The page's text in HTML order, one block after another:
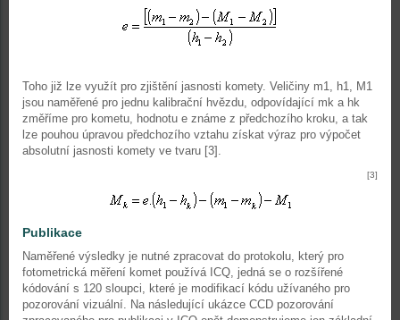
Toho již lze využít pro zjištění jasnosti komety. Veličiny m1, h1, M1
jsou naměřené pro jednu kalibrační hvězdu, odpovídající mk a hk
změříme pro kometu, hodnotu e známe z předchozího kroku, a tak
lze pouhou úpravou předchozího vztahu získat výraz pro výpočet
absolutní jasnosti komety ve tvaru [3].
[3]
Publikace
Naměřené výsledky je nutné zpracovat do protokolu, který pro
fotometrická měření komet používá ICQ, jedná se o rozšířené
kódování s 120 sloupci, které je modifikací kódu užívaného pro
pozorování vizuální. Na následující ukázce CCD pozorování